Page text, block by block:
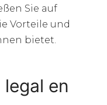
Sie auf
Vorteile und
bietet.
legal en